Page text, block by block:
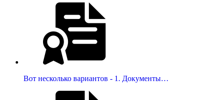
Вот несколько вариантов - 1. Документы…